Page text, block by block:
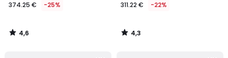
374.25 € -25%
4,6
/
311.22 € -22%
4,3
/